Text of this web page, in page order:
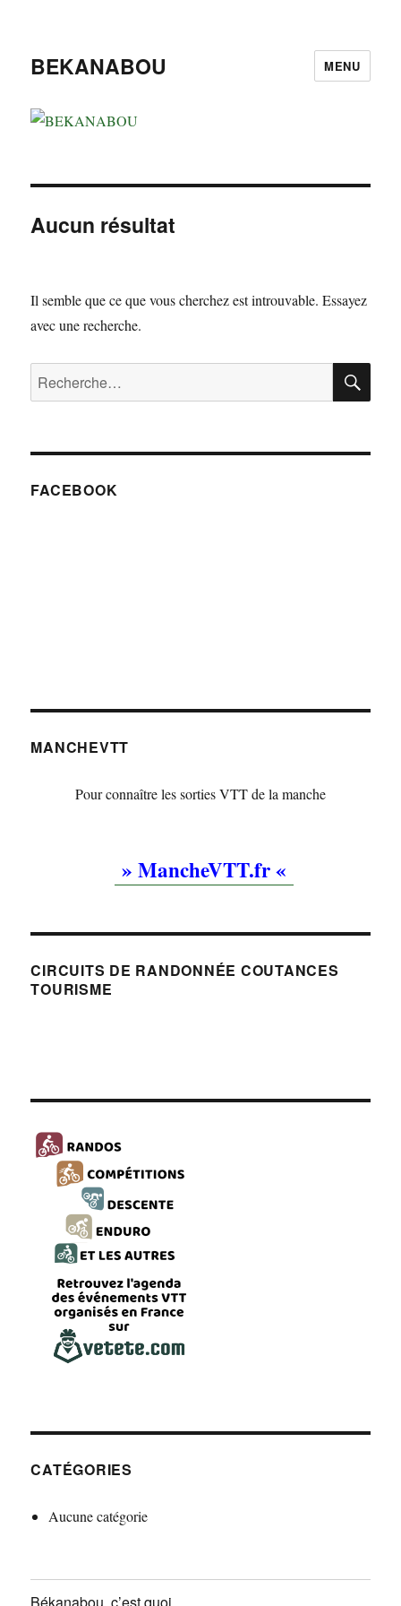
BEKANABOU MENU
Aucun résultat
Il semble que ce que vous cherchez est introuvable. Essayez
avec une recherche.
Recherche
pour :
FACEBOOK
MANCHEVTT
Pour connaître les sorties VTT de la manche
» MancheVTT.fr «
CIRCUITS DE RANDONNÉE COUTANCES
TOURISME
CATÉGORIES
Aucune catégorie